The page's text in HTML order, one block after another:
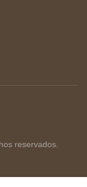
reservados.